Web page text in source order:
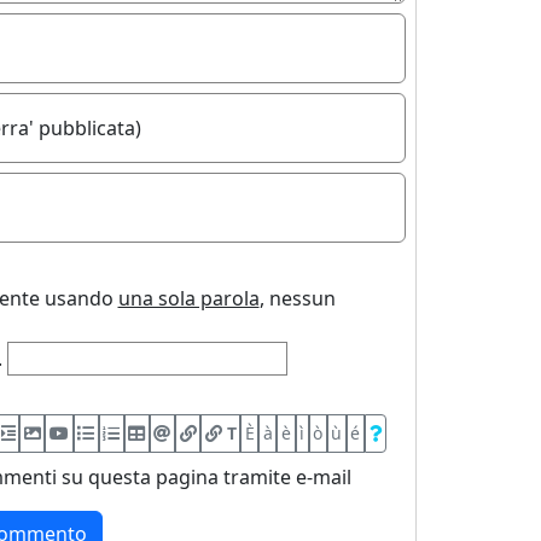
pubblicata)
usando una sola parola, nessun
T È à è ì ò ù é
su questa pagina tramite e-mail